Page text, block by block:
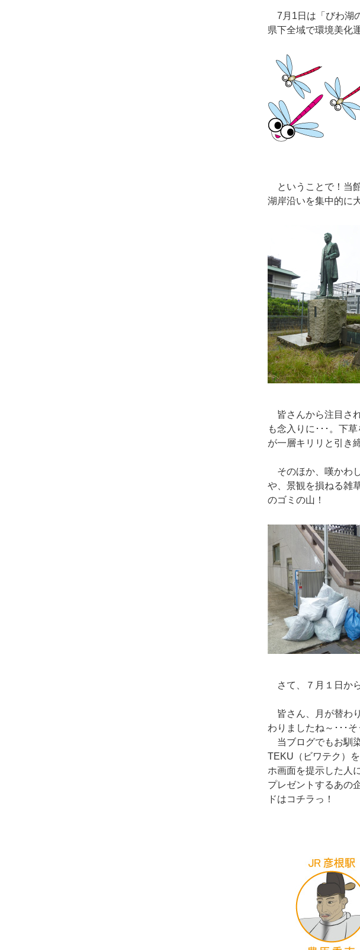
7月1日は「びわ湖
県下全域で環境美化
ということで！当
湖岸沿いを集中的に
皆さんから注目さ
も念入りに･･･。下
が一層キリリと引き
そのほか、嘆かわ
や、景観を損ねる雑
のゴミの山！
さて、７月１日か
皆さん、月が替わ
わりましたね～･･･
当ブログでもお馴
TEKU（ビワテク）
ホ画面を提示した人
プレゼントするあの
ドはコチラっ！